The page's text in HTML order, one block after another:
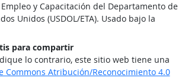
y Capacitación del Departamento de
Unidos (USDOL/ETA). Usado bajo la
para compartir
lo contrario, este sitio web tiene una
Commons Atribución/Reconocimiento 4.0